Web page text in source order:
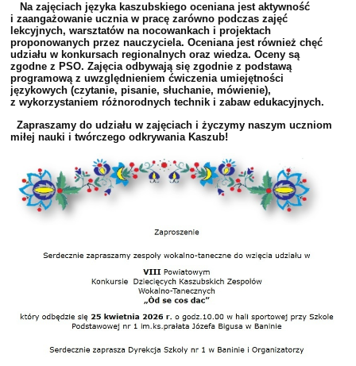
Na zajęciach języka kaszubskiego oceniana jest aktywność
i zaangażowanie ucznia w pracę zarówno podczas zajęć
lekcyjnych, warsztatów na nocowankach i projektach
proponowanych przez nauczyciela. Oceniana jest również chęć
udziału w konkursach regionalnych oraz wiedza. Oceny są
zgodne z PSO. Zajęcia odbywają się zgodnie z podstawą
programową z uwzględnieniem ćwiczenia umiejętności
językowych (czytanie, pisanie, słuchanie, mówienie),
z wykorzystaniem różnorodnych technik i zabaw edukacyjnych.
Zapraszamy do udziału w zajęciach i życzymy naszym uczniom
miłej nauki i twórczego odkrywania Kaszub!